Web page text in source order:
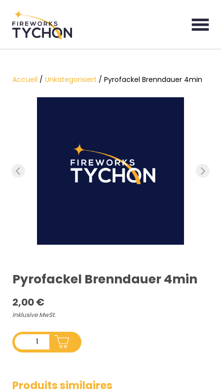
Accueil / Unkategorisiert / Pyrofackel Brenndauer 4min
Pyrofackel Brenndauer 4min
2,00€
Inklusive MwSt.
Produits similaires